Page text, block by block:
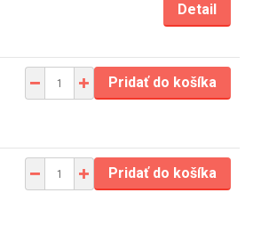
Detail
Pridať do košíka
Pridať do košíka